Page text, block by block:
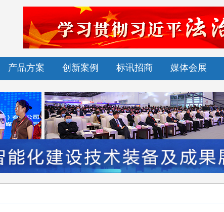
产品方案 创新案例 标讯招商 媒体会展